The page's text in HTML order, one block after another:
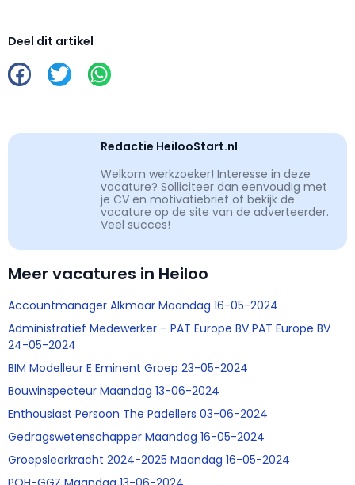
Deel dit artikel
Redactie HeilooStart.nl
Welkom werkzoeker! Interesse in deze
vacature? Solliciteer dan eenvoudig met
je CV en motivatiebrief of bekijk de
vacature op de site van de adverteerder.
Veel succes!
Meer vacatures in Heiloo
Accountmanager Alkmaar Maandag 16-05-2024
Administratief Medewerker – PAT Europe BV PAT Europe BV
24-05-2024
BIM Modelleur E Eminent Groep 23-05-2024
Bouwinspecteur Maandag 13-06-2024
Enthousiast Persoon The Padellers 03-06-2024
Gedragswetenschapper Maandag 16-05-2024
Groepsleerkracht 2024-2025 Maandag 16-05-2024